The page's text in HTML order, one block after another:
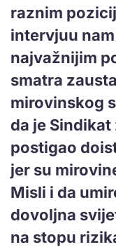
raznim
intervjuu
najvažnijim
smatra
mirovinskog
da je
postigao
jer su
Misli i da
dovoljna
na stopu